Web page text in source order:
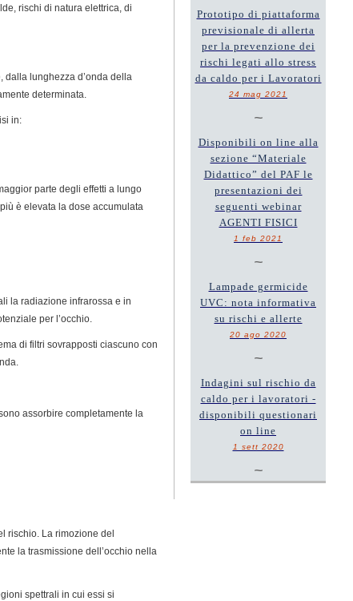
rischi di natura elettrica, di
dalla lunghezza d’onda della
determinata.
in:
parte degli effetti a lungo
è elevata la dose accumulata
la radiazione infrarossa e in
per l’occhio.
di filtri sovrapposti ciascuno con
assorbire completamente la
rischio. La rimozione del
la trasmissione dell’occhio nella
spettrali in cui essi si
Prototipo di piattaforma
previsionale di allerta
per la prevenzione dei
rischi legati allo stress
da caldo per i Lavoratori
24 mag 2021
~
Disponibili on line alla
sezione “Materiale
Didattico” del PAF le
presentazioni dei
seguenti webinar
AGENTI FISICI
1 feb 2021
~
Lampade germicide
UVC: nota informativa
su rischi e allerte
20 ago 2020
~
Indagini sul rischio da
caldo per i lavoratori -
disponibili questionari
on line
1 sett 2020
~